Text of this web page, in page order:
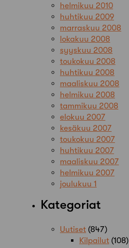
helmikuu 2010
huhtikuu 2009
marraskuu 2008
lokakuu 2008
syyskuu 2008
toukokuu 2008
huhtikuu 2008
maaliskuu 2008
helmikuu 2008
tammikuu 2008
elokuu 2007
kesäkuu 2007
toukokuu 2007
huhtikuu 2007
maaliskuu 2007
helmikuu 2007
joulukuu 1
Kategoriat
Uutiset (847)
Kilpailut (108)